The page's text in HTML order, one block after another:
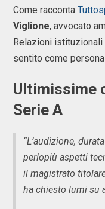
Come racconta
Viglione, avvocato
Relazioni
sentito come
Ultimissime
Serie A
“L’audizione,
perlopiù aspetti
il magistrato
ha chiesto lumi su